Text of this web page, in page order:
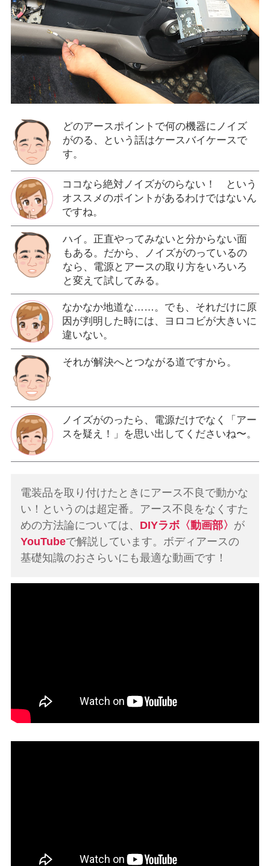
どのアースポイントで何の機器にノイズ
がのる、という話はケースバイケースで
す。
ココなら絶対ノイズがのらない！ という
オススメのポイントがあるわけではないん
ですね。
ハイ。正直やってみないと分からない面
もある。だから、ノイズがのっているの
なら、電源とアースの取り方をいろいろ
と変えて試してみる。
なかなか地道な……。でも、それだけに原
因が判明した時には、ヨロコビが大きいに
違いない。
それが解決へとつながる道ですから。
ノイズがのったら、電源だけでなく「アー
スを疑え！」を思い出してくださいね〜。
電装品を取り付けたときにアース不良で動かな
い！というのは超定番。アース不良をなくすた
めの方法論については、 DIYラボ〈動画部〉 が
YouTubeで解説しています。ボディアースの
基礎知識のおさらいにも最適な動画です！